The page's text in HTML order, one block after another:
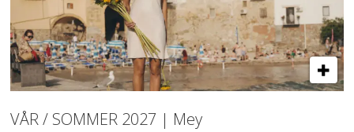
VÅR / SOMMER 2027 | Mey